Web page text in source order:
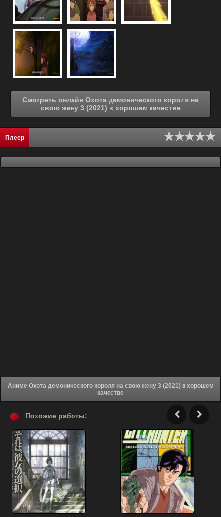
Смотреть онлайн Охота демонического короля на
свою жену 3 (2021) в хорошем качестве
Плеер
Аниме Охота демонического короля на свою жену 3 (2021) в хорошем
качестве
Похожие работы: